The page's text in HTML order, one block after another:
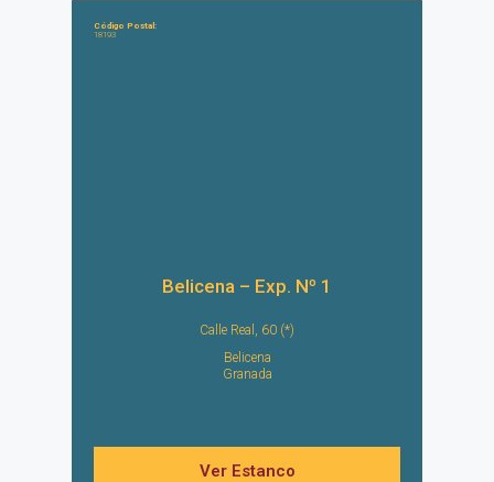
Código Postal:
18193
Belicena – Exp. Nº 1
Calle Real, 60 (*)
Belicena
Granada
Ver Estanco